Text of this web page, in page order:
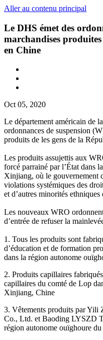
Aller au contenu principal
Le DHS émet des
marchandises
en Chine
Oct 05, 2020
Le département américain de
ordonnances de suspension
produits de les gens de la
Les produits assujettis aux
forcé parrainé par l’État dans
Xinjiang, où le gouvernement
violations systémiques des
et d’autres minorités ethniques
Les nouveaux WRO
d’entrée de refuser la
1. Tous les produits sont
d’éducation et de formation
dans la région autonome
2. Produits capillaires
capillaires du comté de Lop
Xinjiang, Chine
3. Vêtements produits par Yili
Co., Ltd. et Baoding LYSZD
région autonome ouïghoure